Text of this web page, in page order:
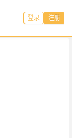
登录 注册